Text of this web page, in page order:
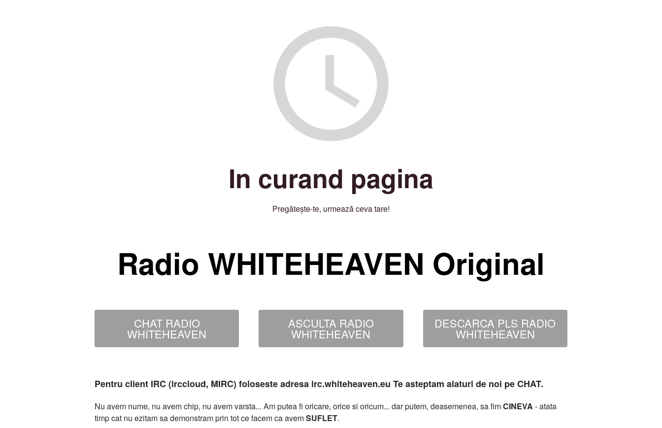
In curand pagina
Pregătește-te, urmează ceva tare!
Radio WHITEHEAVEN Original
CHAT RADIO
WHITEHEAVEN
ASCULTA RADIO
WHITEHEAVEN
DESCARCA PLS RADIO
WHITEHEAVEN
Pentru client IRC (irccloud, MIRC) foloseste adresa irc.whiteheaven.eu Te asteptam alaturi de noi pe CHAT.
Nu avem nume, nu avem chip, nu avem varsta... Am putea fi oricare, orice si oricum... dar putem, deasemenea, sa fimCINEVA - atata
timp cat nu ezitam sa demonstram prin tot ce facem ca avemSUFLET.